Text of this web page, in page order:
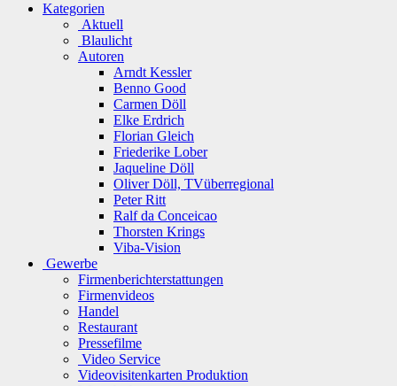
Kategorien
Aktuell
Blaulicht
Autoren
Arndt Kessler
Benno Good
Carmen Döll
Elke Erdrich
Florian Gleich
Friederike Lober
Jaqueline Döll
Oliver Döll, TVüberregional
Peter Ritt
Ralf da Conceicao
Thorsten Krings
Viba-Vision
Gewerbe
Firmenberichterstattungen
Firmenvideos
Handel
Restaurant
Pressefilme
Video Service
Videovisitenkarten Produktion